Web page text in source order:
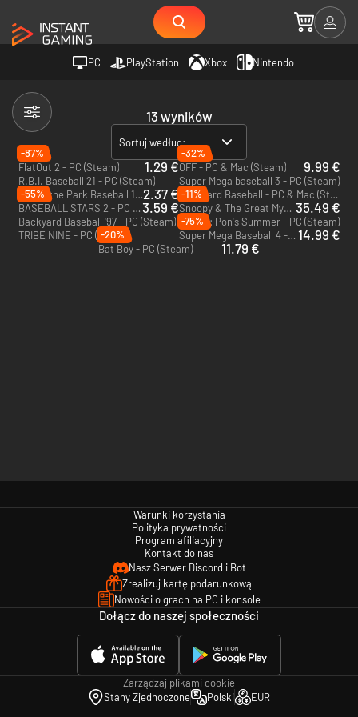
PC PlayStation Xbox Nintendo
13 wyników
Sortuj według:
-87%
FlatOut 2 - PC (Steam)
1.29 €
-32%
OFF - PC & Mac (Steam)
9.99 €
R.B.I. Baseball 21 - PC (Steam)
Super Mega baseball 3 - PC (Steam)
Out of the Park Baseball 17 - PC & Mac (Steam)2.37 € Backyard Baseball - PC & Mac (Steam)
-55%
BASEBALL STARS 2 - PC (Steam)3.59 €
-11%
Snoopy & The Great Mystery Club - PC (Steam) 35.49 €
Backyard Baseball '97 - PC (Steam) Tanuki: Pon's Summer - PC (Steam)
TRIBE NINE - PC (Steam)
-75%
Super Mega Baseball 4 - Xbox One & Xbox Series X|S 14.99 €
-20%
Bat Boy - PC (Steam)
11.79 €
Warunki korzystania
Polityka prywatności
Program afiliacyjny
Kontakt do nas
Nasz Serwer Discord i Bot
Zrealizuj kartę podarunkową
Nowości o grach na PC i konsole
Dołącz do naszej społeczności
Zarządzaj plikami cookie
Stany Zjednoczone
Polski EUR